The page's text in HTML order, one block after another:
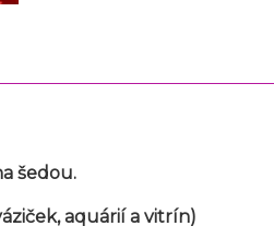
šedou.
aquárií a vitrín)